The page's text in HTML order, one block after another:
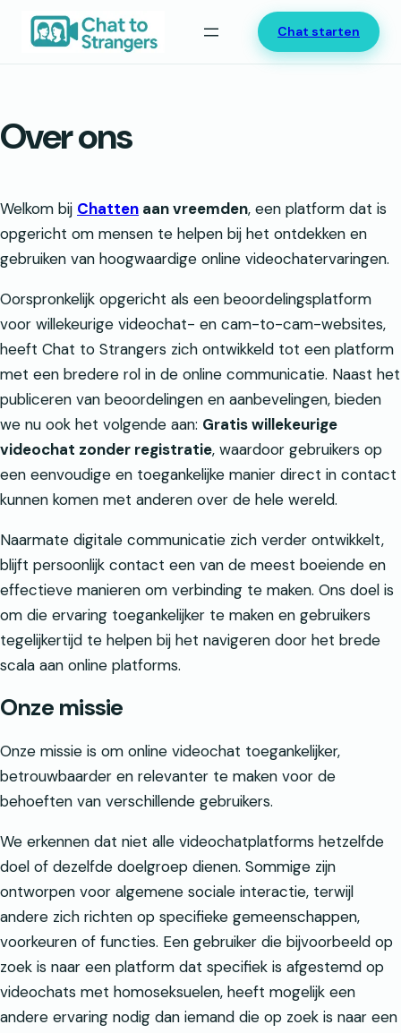
Chat starten
Over ons
Welkom bij Chatten aan vreemden, een platform dat is
opgericht om mensen te helpen bij het ontdekken en
gebruiken van hoogwaardige online videochatervaringen.
Oorspronkelijk opgericht als een beoordelingsplatform
voor willekeurige videochat- en cam-to-cam-websites,
heeft Chat to Strangers zich ontwikkeld tot een platform
met een bredere rol in de online communicatie. Naast het
publiceren van beoordelingen en aanbevelingen, bieden
we nu ook het volgende aan: Gratis willekeurige
videochat zonder registratie, waardoor gebruikers op
een eenvoudige en toegankelijke manier direct in contact
kunnen komen met anderen over de hele wereld.
Naarmate digitale communicatie zich verder ontwikkelt,
blijft persoonlijk contact een van de meest boeiende en
effectieve manieren om verbinding te maken. Ons doel is
om die ervaring toegankelijker te maken en gebruikers
tegelijkertijd te helpen bij het navigeren door het brede
scala aan online platforms.
Onze missie
Onze missie is om online videochat toegankelijker,
betrouwbaarder en relevanter te maken voor de
behoeften van verschillende gebruikers.
We erkennen dat niet alle videochatplatforms hetzelfde
doel of dezelfde doelgroep dienen. Sommige zijn
ontworpen voor algemene sociale interactie, terwijl
andere zich richten op specifieke gemeenschappen,
voorkeuren of functies. Een gebruiker die bijvoorbeeld op
zoek is naar een platform dat specifiek is afgestemd op
videochats met homoseksuelen, heeft mogelijk een
andere ervaring nodig dan iemand die op zoek is naar een